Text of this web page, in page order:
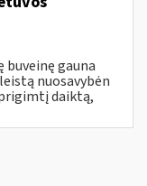
gauna
nuosavybėn
daiktą,